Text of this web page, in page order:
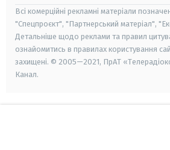
Всі комерційні рекламні матеріали
"Спецпроєкт", "Партнерський матеріал",
Детальніше щодо реклами та правил
ознайомитись в правилах користування
захищені. © 2005—2021, ПрАТ
Канал.